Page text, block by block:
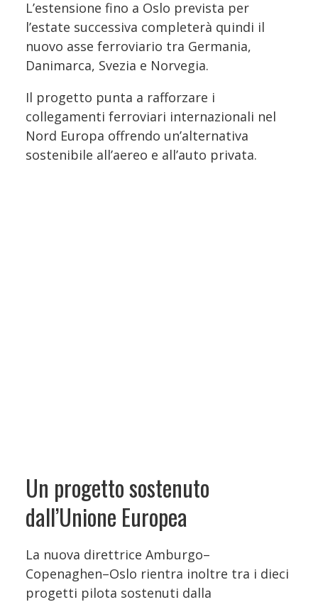
L’estensione fino a Oslo prevista per
l’estate successiva completerà quindi il
nuovo asse ferroviario tra Germania,
Danimarca, Svezia e Norvegia.
Il progetto punta a rafforzare i
collegamenti ferroviari internazionali nel
Nord Europa offrendo un’alternativa
sostenibile all’aereo e all’auto privata.
Un progetto sostenuto
dall’Unione Europea
La nuova direttrice Amburgo–
Copenaghen–Oslo rientra inoltre tra i dieci
progetti pilota sostenuti dalla